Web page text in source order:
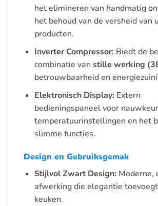
het elimineren van handmatig
het behoud van de versheid van
producten.
Inverter Compressor: Biedt de
combinatie van stille werking
betrouwbaarheid en
Elektronisch Display: Extern
bedieningspaneel voor
temperatuurinstellingen en het
slimme functies.
Design en Gebruiksgemak
Stijlvol Zwart Design: Moderne,
afwerking die elegantie
keuken.